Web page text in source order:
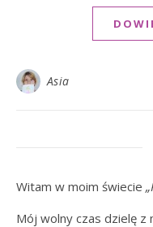
Asia
Witam w moim świecie
Mój wolny czas dzielę